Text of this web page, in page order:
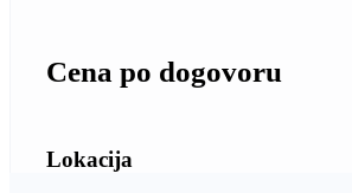
Cena po dogovoru
Lokacija